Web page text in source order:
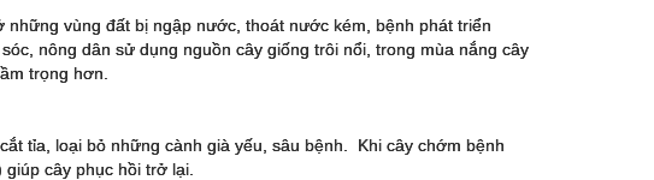
vùng đất bị ngập nước, thoát nước kém, bệnh phát triển
nông dân sử dụng nguồn cây giống trôi nổi, trong mùa nắng cây
trọng hơn.
tỉa, loại bỏ những cành già yếu, sâu bệnh. Khi cây chớm bệnh
cây phục hồi trở lại.